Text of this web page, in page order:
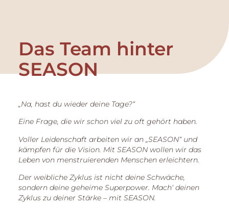
Das Team hinter
SEASON
„Na, hast du wieder deine Tage?“
Eine Frage, die wir schon viel zu oft gehört haben.
Voller Leidenschaft arbeiten wir an „SEASON“ und
kämpfen für die Vision. Mit SEASON wollen wir das
Leben von menstruierenden Menschen erleichtern.
Der weibliche Zyklus ist nicht deine Schwäche,
sondern deine geheime Superpower. Mach‘ deinen
Zyklus zu deiner Stärke – mit SEASON.